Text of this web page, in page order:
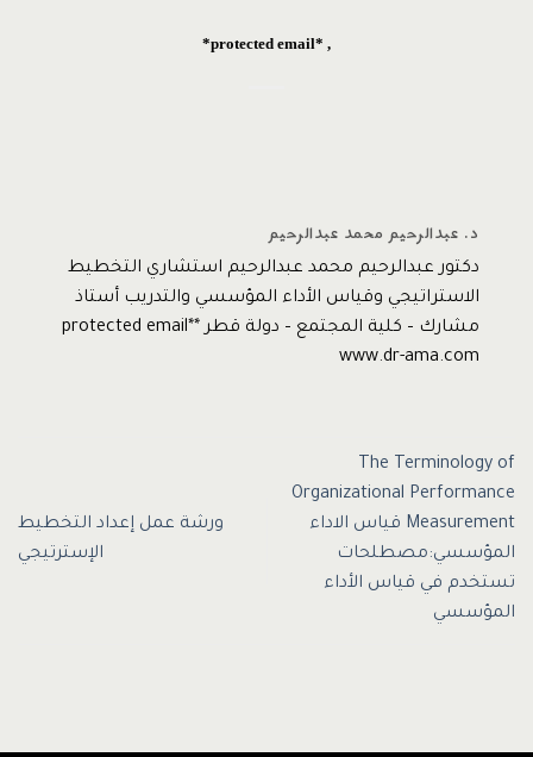
, *protected email*
د. عبدالرحيم محمد عبدالرحيم
دكتور عبدالرحيم محمد عبدالرحيم استشاري التخطيط
الاستراتيجي وقياس الأداء المؤسسي والتدريب أستاذ
مشارك – كلية المجتمع – دولة قطر *protected email*
www.dr-ama.com
The Terminology of
Organizational Performance
Measurement قياس الاداء
المؤسسي:مصطلحات
تستخدم في قياس الأداء
المؤسسي
ورشة عمل إعداد التخطيط
الإسترتيجي